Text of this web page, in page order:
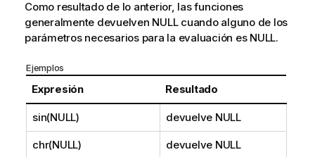
Como resultado de lo anterior, las funciones
generalmente devuelven NULLcuando alguno de los
parámetros necesarios para la evaluación es NULL.
Ejemplos
Expresión Resultado
sin(NULL) devuelve NULL
chr(NULL) devuelve NULL